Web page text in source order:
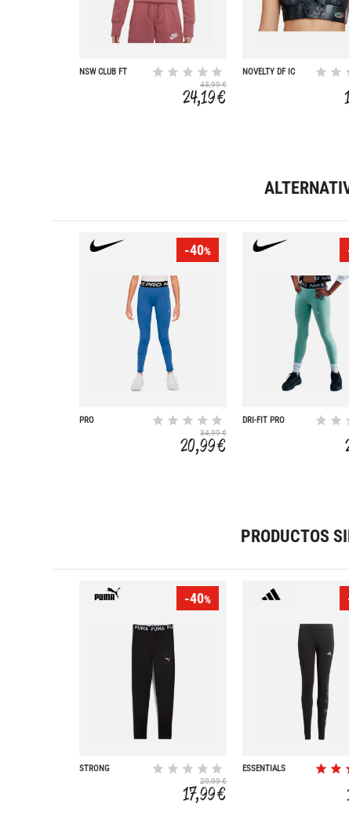
NSW CLUB FT
43,99 €
24,19 €
NOVELTY DF IC
-40%
PRO
34,99 €
20,99 €
DRI-FIT PRO
PRODUCTOS
-40%
STRONG
29,99 €
17,99 €
ESSENTIALS